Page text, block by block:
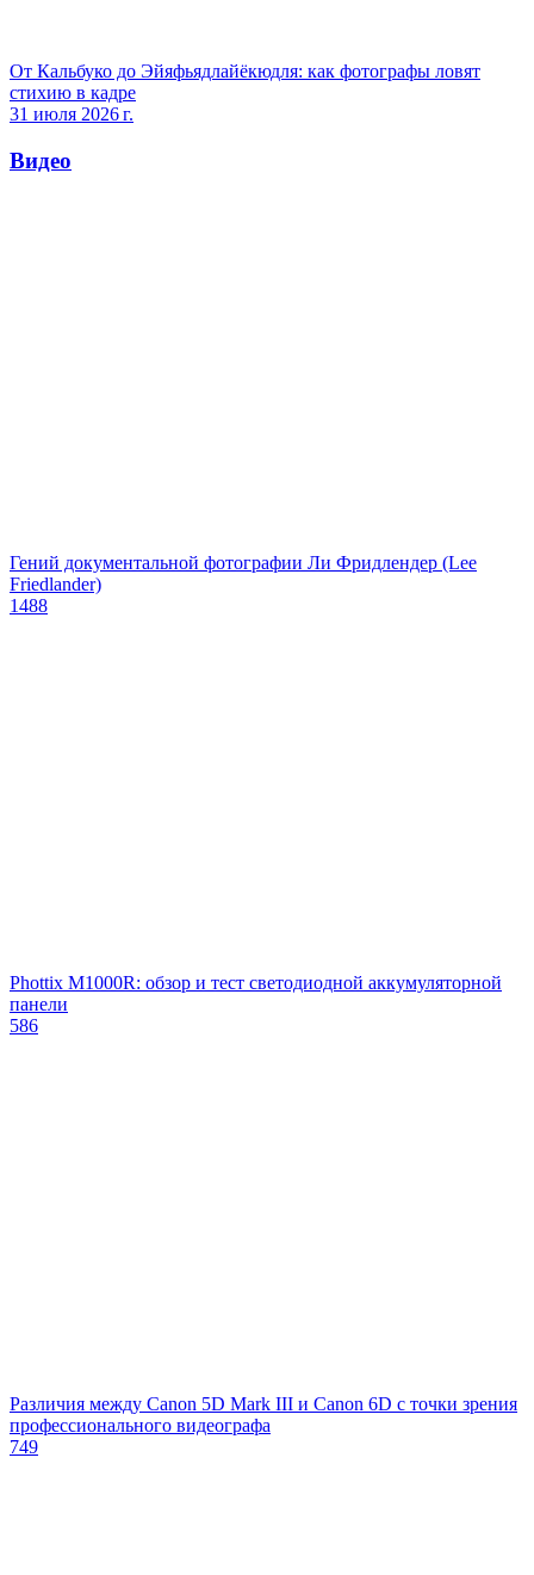
От Кальбуко до Эйяфьядлайёкюдля: как фотографы ловят
стихию в кадре
31 июля 2026 г.
Видео
Гений документальной фотографии Ли Фридлендер (Lee
Friedlander)
1488
Phottix M1000R: обзор и тест светодиодной аккумуляторной
панели
586
Различия между Canon 5D Mark III и Canon 6D с точки зрения
профессионального видеографа
749